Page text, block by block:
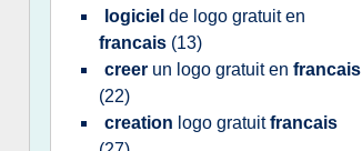
logiciel de logo gratuiten
francais (13)
creer un logo gratuiten francais
(22)
creation logo gratuitfrancais